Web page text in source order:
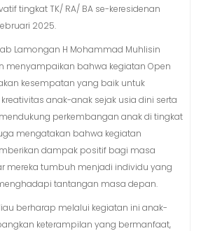
tingkat TK/ RA/ BA se-keresidenan
2025.
Lamongan H Mohammad Muhlisin
menyampaikan bahwa kegiatan Open
kesempatan yang baik untuk
anak-anak sejak usia dini serta
perkembangan anak di tingkat
mengatakan bahwa kegiatan
dampak positif bagi masa
mereka tumbuh menjadi individu yang
tantangan masa depan.
berharap melalui kegiatan ini anak-
keterampilan yang bermanfaat,